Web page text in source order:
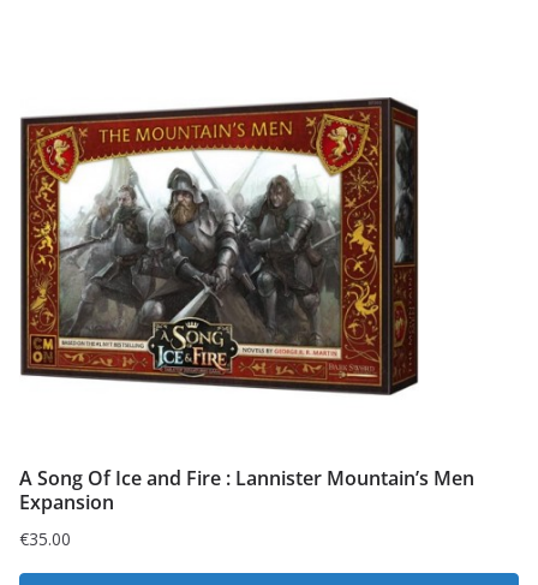
A Song Of Ice and Fire : Lannister Mountain’s Men
Expansion
€35.00